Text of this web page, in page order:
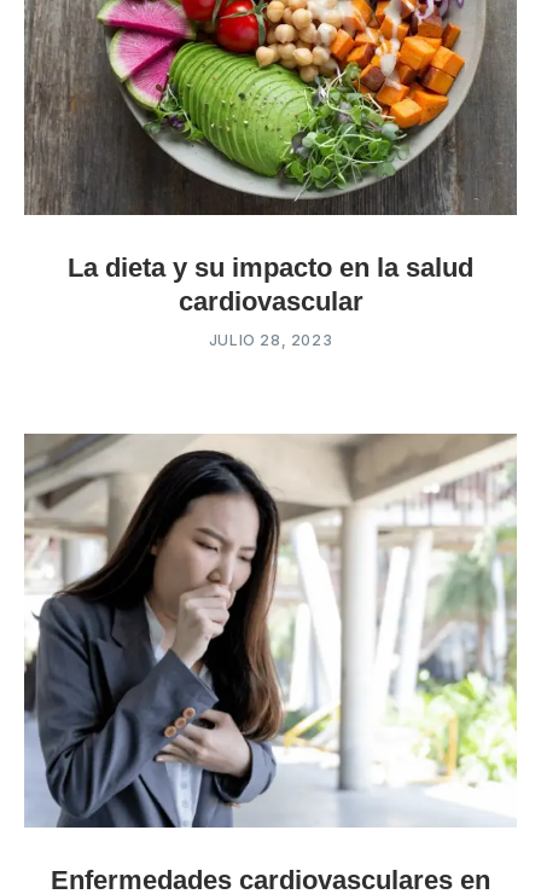
La dieta y su impacto en la salud
cardiovascular
JULIO 28, 2023
Enfermedades cardiovasculares en